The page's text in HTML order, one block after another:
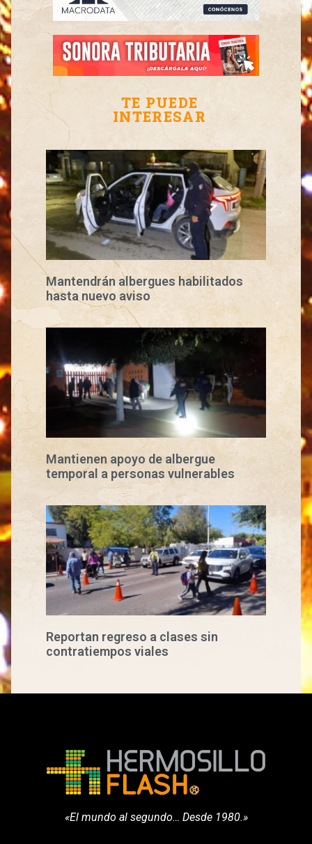
TE PUEDE
INTERESAR
Mantendrán albergues habilitados
hasta nuevo aviso
Mantienen apoyo de albergue
temporal a personas vulnerables
Reportan regreso a clases sin
contratiempos viales
«El mundo al segundo… Desde 1980.»